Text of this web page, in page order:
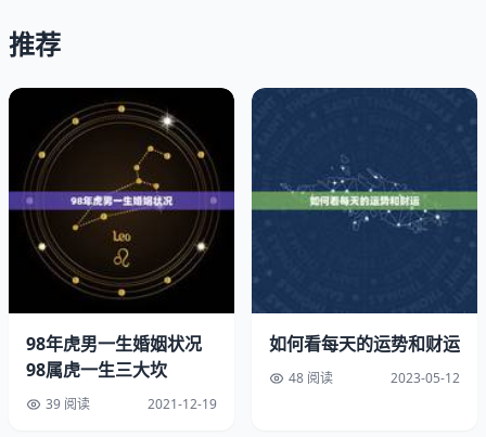
影响大局，但是久而久之会让人产生不信任感，这可能是因
为精神状态不佳，或者缺乏专注力。
推荐
98年虎男一生婚姻状况
98属虎一生三大坎
39 阅读 2021-12-19
如何看每天的运势和财运
48 阅读 2023-05-12